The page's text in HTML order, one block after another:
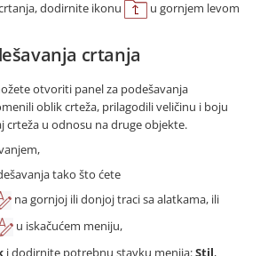
dodirnite ikonu
u gornjem levom
crtanja
otvoriti panel za podešavanja
oblik crteža, prilagodili veličinu i boju
crteža u odnosu na druge objekte.
tako što ćete
na gornjoj ili donjoj traci sa alatkama, ili
u iskačućem meniju,
i dodirnite potrebnu stavku menija:Stil,